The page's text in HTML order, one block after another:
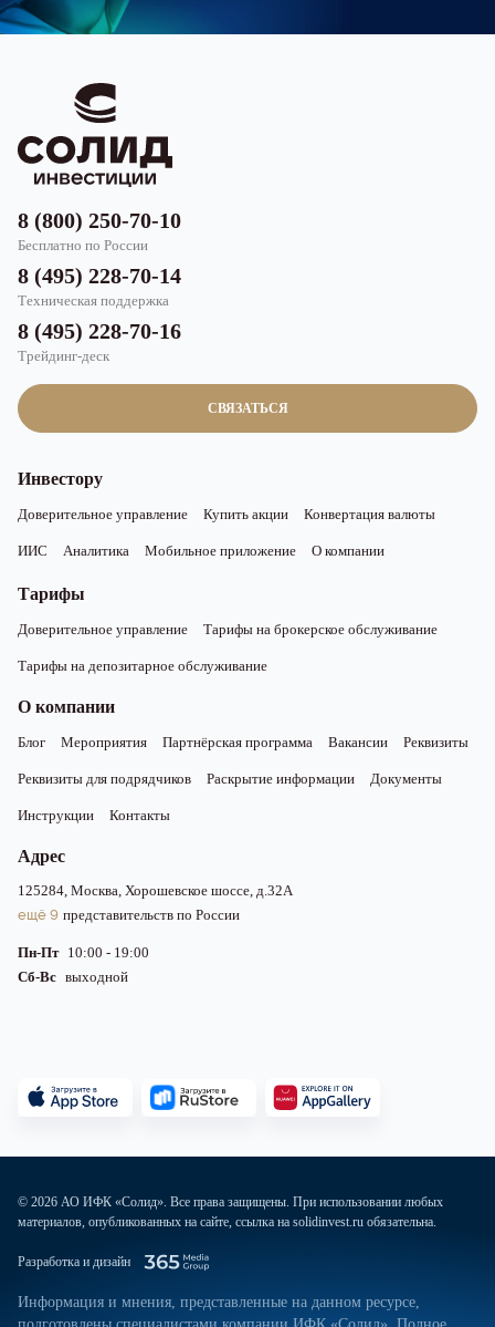
СВЯЗАТЬСЯ
8 (800) 250-70-10
Бесплатно по России
8 (495) 228-70-14
Техническая поддержка
8 (495) 228-70-16
Трейдинг-деск
Инвестору
Доверительное управление Купить акции Конвертация валюты
ИИС Аналитика Мобильное приложение О компании
Тарифы
Доверительное управление Тарифы на брокерское обслуживание
Тарифы на депозитарное обслуживание
О компании
Блог Мероприятия Партнёрская программа Вакансии Реквизиты
Реквизиты для подрядчиков Раскрытие информации Документы
Инструкции Контакты
Адрес
125284, Москва, Хорошевское шоссе, д.32А
ещё 9 представительств по России
Пн-Пт 10:00 - 19:00
Сб-Вс выходной
© 2026 АО ИФК «Солид». Все права защищены. При использовании любых
материалов, опубликованных на сайте, ссылка на solidinvest.ru обязательна.
Разработка и дизайн
Информация и мнения, представленные на данном ресурсе,